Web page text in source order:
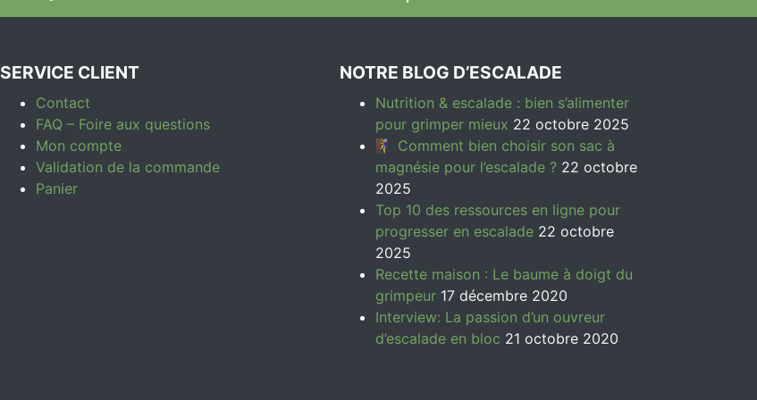
SERVICE CLIENT
Contact
FAQ – Foire aux questions
Mon compte
Validation de la commande
Panier
NOTRE BLOG D’ESCALADE
Nutrition & escalade : bien s’alimenter
pour grimper mieux 22 octobre 2025
🧗‍♀️ Comment bien choisir son sac à
magnésie pour l’escalade ? 22 octobre
2025
Top 10 des ressources en ligne pour
progresser en escalade 22 octobre
2025
Recette maison : Le baume à doigt du
grimpeur 17 décembre 2020
Interview: La passion d’un ouvreur
d’escalade en bloc 21 octobre 2020